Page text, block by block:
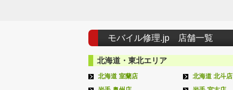
モバイル修理.jp 店舗一覧
北海道・東北エリア
北海道 室蘭店 北海道 北斗店